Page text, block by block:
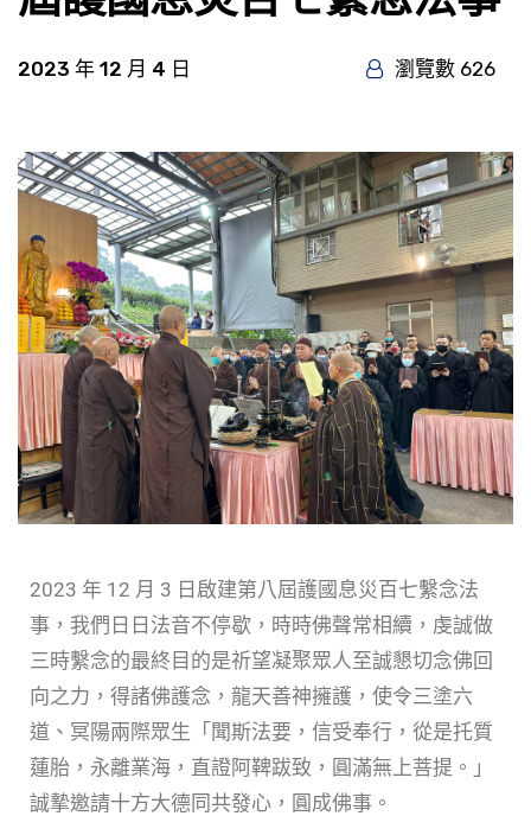
2023 年 12 月 4 日 瀏覽數 626
2023 年 12 月 3 日啟建第八屆護國息災百七繫念法
事，我們日日法音不停歇，時時佛聲常相續，虔誠做
三時繫念的最終目的是祈望凝聚眾人至誠懇切念佛回
向之力，得諸佛護念，龍天善神擁護，使令三塗六
道、冥陽兩際眾生「聞斯法要，信受奉行，從是托質
蓮胎，永離業海，直證阿鞞跋致，圓滿無上菩提。」
誠摯邀請十方大德同共發心，圓成佛事。